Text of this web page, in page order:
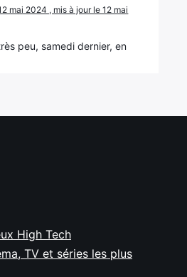
mai 2024 , mis à jour le 12 mai
peu, samedi dernier, en
High Tech
TV et séries les plus